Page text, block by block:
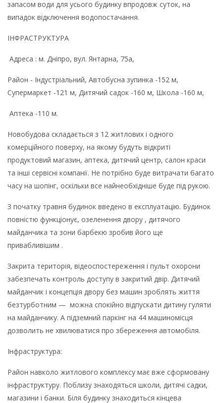
запасом води для усього будинку впродовж суток, на
випадок відключення водопостачання.
ІНФРАСТРУКТУРА
Адреса : м. Дніпро, вул. Янтарна, 75а,
Район - Індустріальний, Автобусна зупинка -152 м,
Супермаркет -121 м, Дитячий садок -160 м, Школа -160 м,
Аптека -110 м.
Новобудова складається з 12 житлових і одного
комерційного поверху, на якому будуть відкриті
продуктовий магазин, аптека, дитячий центр, салон краси
та інші сервісні компанії. Не потрібно буде витрачати багато
часу на шопінг, оскільки все найнеобхідніше буде під рукою.
З початку травня будинок введено в експлуатацію. Будинок
повністю функціонує, озеленення двору , дитячого
майданчика та зони барбекю зробив його ще
привабливішим .
Закрита територія, відеоспостереження і пульт охорони
забезпечать контроль доступу в закритий двір. Дитячий
майданчик і концепція двору без машин зроблять життя
безтурботним — можна спокійно відпускати дитину гуляти
на майданчику. А підземний паркінг на 44 машиномісця
дозволить не хвилюватися про збереження автомобіля.
Інфраструктура:
Район навколо житлового комплексу має вже сформовану
інфраструктуру. Поблизу знаходяться школи, дитячі садки,
магазини і банки. Біля будинку знаходиться кінцева